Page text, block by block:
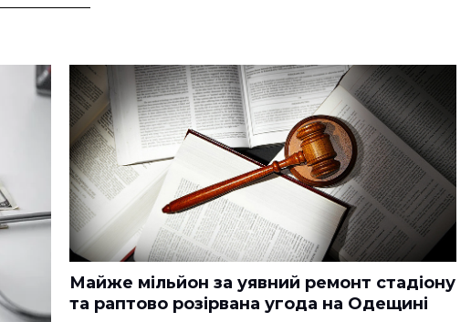
Майже мільйон за уявний ремонт стадіону
та раптово розірвана угода на Одещині